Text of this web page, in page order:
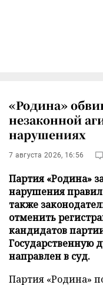
«Родина»
незаконной
нарушениях
7 августа 2026, 16:56
Партия «Родина»
нарушения
также
отменить
кандидатов
Государственную
направлен в суд.
Партия «Родина»